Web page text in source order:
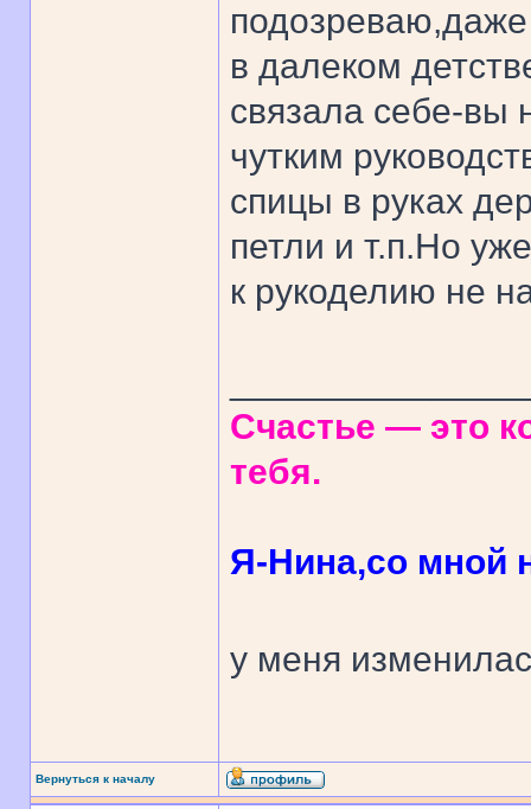
подозреваю,даже
в далеком
связала себе-вы
чутким
спицы в руках
петли и т.п.Но
к рукоделию не
Счастье — это
тебя.
Я-Нина,со мной
у меня
Вернуться к началу